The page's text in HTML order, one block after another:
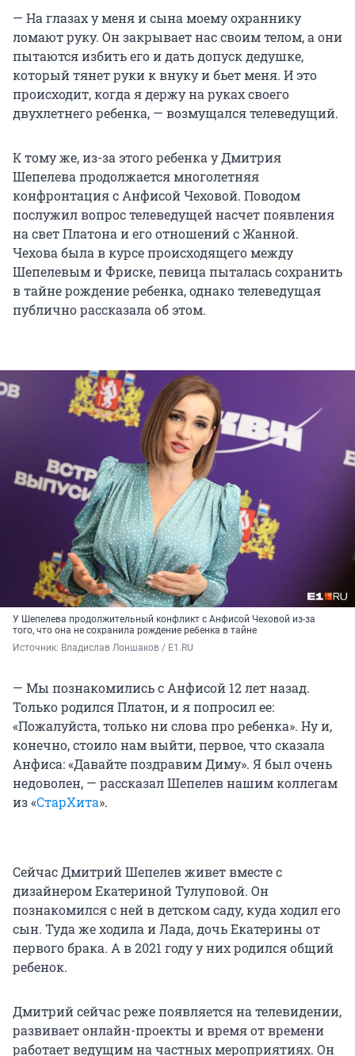
— На глазах у меня и сына моему охраннику
ломают руку. Он закрывает нас своим телом, а они
пытаются избить его и дать допуск дедушке,
который тянет руки к внуку и бьет меня. И это
происходит, когда я держу на руках своего
двухлетнего ребенка, — возмущался телеведущий.
К тому же, из-за этого ребенка у Дмитрия
Шепелева продолжается многолетняя
конфронтация с Анфисой Чеховой. Поводом
послужил вопрос телеведущей насчет появления
на свет Платона и его отношений с Жанной.
Чехова была в курсе происходящего между
Шепелевым и Фриске, певица пыталась сохранить
в тайне рождение ребенка, однако телеведущая
публично рассказала об этом.
У Шепелева продолжительный конфликт с Анфисой Чеховой из-за
того, что она не сохранила рождение ребенка в тайне
Источник: Владислав Лоншаков / E1.RU
— Мы познакомились с Анфисой 12 лет назад.
Только родился Платон, и я попросил ее:
«Пожалуйста, только ни слова про ребенка». Ну и,
конечно, стоило нам выйти, первое, что сказала
Анфиса: «Давайте поздравим Диму». Я был очень
недоволен, — рассказал Шепелев нашим коллегам
из «СтарХита».
Сейчас Дмитрий Шепелев живет вместе с
дизайнером Екатериной Тулуповой. Он
познакомился с ней в детском саду, куда ходил его
сын. Туда же ходила и Лада, дочь Екатерины от
первого брака. А в 2021 году у них родился общий
ребенок.
Дмитрий сейчас реже появляется на телевидении,
развивает онлайн-проекты и время от времени
работает ведущим на частных мероприятиях. Он